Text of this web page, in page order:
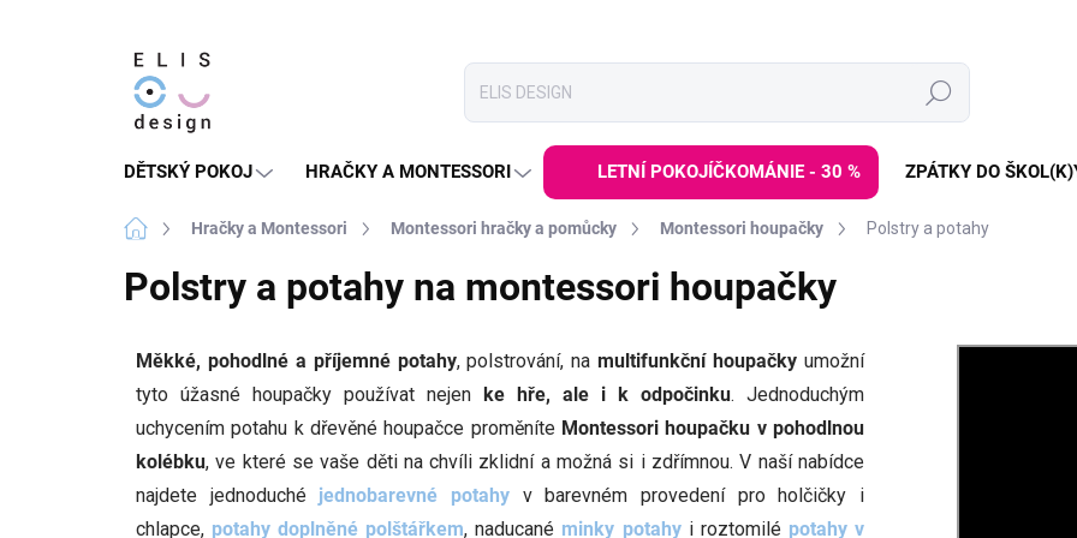
Hledat
DĚTSKÝ POKOJ HRAČKY A MONTESSORI LETNÍ POKOJÍČKOMÁNIE - 30 % ZPÁTKY DO
Domů Hračky a Montessori Montessori hračky a pomůcky Montessori houpačky Polstry a potahy
Polstry a potahy na montessori houpačky
Měkké, pohodlné a příjemné potahy, polstrování, namultifunkční houpačky umožní
tyto úžasné houpačky používat nejen ke hře, ale i k odpočinku. Jednoduchým
uchycením potahu k dřevěné houpačce proměníte Montessori houpačku v pohodlnou
kolébku, ve které se vaše děti na chvíli zklidní a možná si i zdřímnou. V naší nabídce
najdete jednoduché jednobarevné potahyv barevném provedení pro holčičky i
chlapce, potahy doplněné polštářkem, naducané minky potahyi roztomilé potahy v